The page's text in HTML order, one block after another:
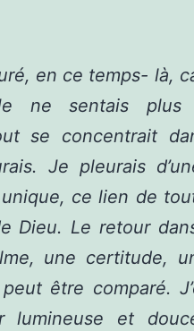
en ce temps- là,
ne sentais plus
se concentrait
Je pleurais
ce lien de
Dieu. Le retour
une certitude,
être comparé.
lumineuse et